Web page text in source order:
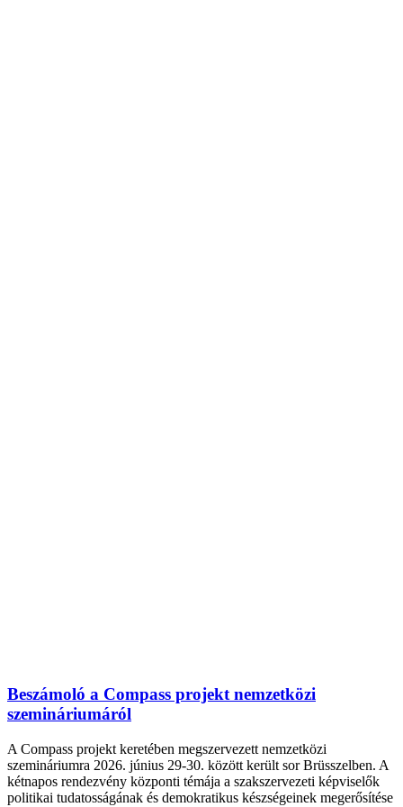
Beszámoló a Compass projekt nemzetközi
szemináriumáról
A Compass projekt keretében megszervezett nemzetközi
szemináriumra 2026. június 29-30. között került sor Brüsszelben. A
kétnapos rendezvény központi témája a szakszervezeti képviselők
politikai tudatosságának és demokratikus készségeinek megerősítése